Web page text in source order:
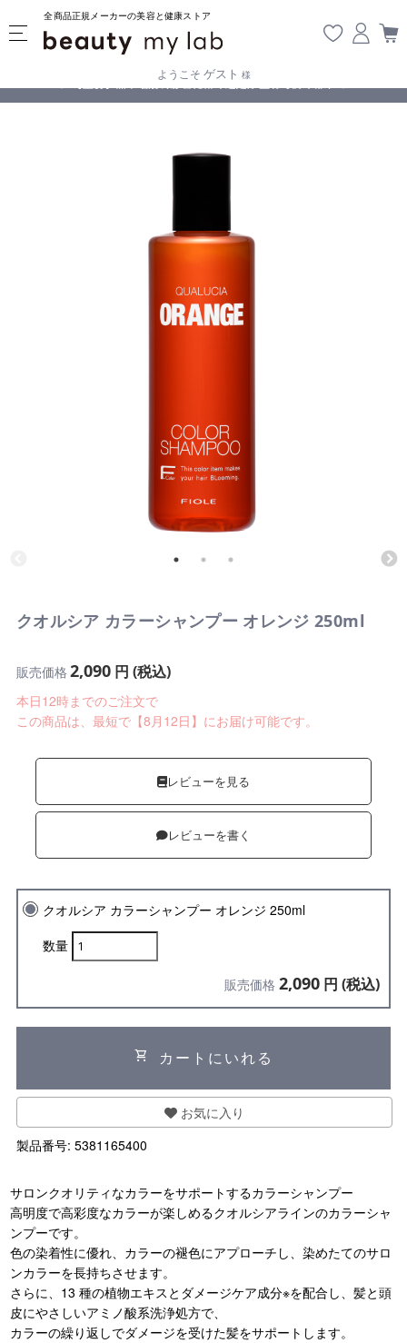
全商品正規メーカーの美容と健康ストア
ようこそ ゲスト 様
【重要】熊本地震の影響により遅延が生じております
クオルシア カラーシャンプー オレンジ 250ml
販売価格 2,090円 (税込)
本日12時までのご注文で
この商品は、最短で【8月12日】にお届け可能です。
レビューを見る
レビューを書く
クオルシア カラーシャンプー オレンジ 250ml
数量
販売価格 2,090 円 (税込)
shopping_cart カートにいれる
お気に入り
製品番号: 5381165400
サロンクオリティなカラーをサポートするカラーシャンプー
高明度で高彩度なカラーが楽しめるクオルシアラインのカラーシャ
ンプーです。
色の染着性に優れ、カラーの褪色にアプローチし、染めたてのサロ
ンカラーを長持ちさせます。
さらに、13 種の植物エキスとダメージケア成分※を配合し、髪と頭
皮にやさしいアミノ酸系洗浄処方で、
カラーの繰り返しでダメージを受けた髪をサポートします。